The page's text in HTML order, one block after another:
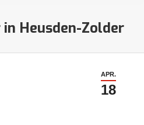
Heusden-Zolder
APR.
18